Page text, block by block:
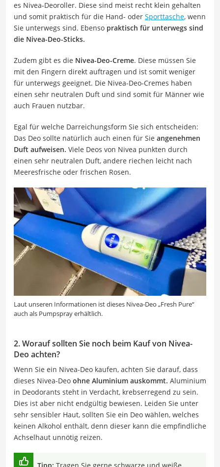
es Nivea-Deoroller. Diese sind meist recht klein gehalten
und somit praktisch für die Hand- oder Sporttasche, wenn
Sie unterwegs sind. Ebenso praktisch für unterwegs sind
die Nivea-Deo-Sticks.
Zudem gibt es die Nivea-Deo-Creme. Diese müssen Sie
mit den Fingern direkt auftragen und ist somit weniger
für unterwegs geeignet. Die Nivea-Deo-Cremes haben
einen sehr neutralen Duft und sind somit für Männer wie
auch Frauen nutzbar.
Egal für welche Darreichungsform Sie sich entscheiden:
Das Deo sollte natürlich auch einen für Sie angenehmen
Duft aufweisen. Viele Deos von Nivea punkten durch
einen sehr neutralen Duft, andere riechen leicht nach
Meeresfrische oder frischen Rosen.
Laut unseren Informationen ist dieses Nivea-Deo „Fresh Pure“
auch als Pumpspray erhältlich.
2. Worauf sollten Sie noch beim Kauf von Nivea-
Deo achten?
Wenn Sie ein Nivea-Deo kaufen, achten Sie darauf, dass
dieses Nivea-Deo ohne Aluminium auskommt. Aluminium
in Deodorants steht in Verdacht, krebserregend zu sein.
Dies ist aber nicht endgültig bewiesen. Leiden Sie unter
sehr sensibler Haut, sollten Sie ein Deo wählen, welches
keinen Alkohol enthält, denn dieser kann die empfindliche
Achselhaut unnötig reizen.